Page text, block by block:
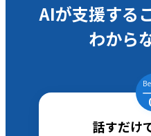
AIが支援する
わから
話すだけ